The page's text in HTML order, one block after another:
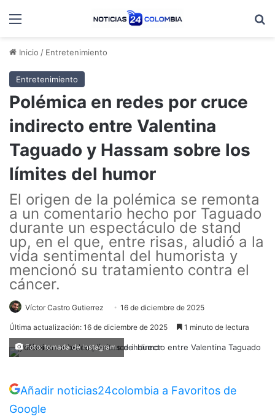
Menú
Inicio / Entretenimiento
Entretenimiento
Polémica en redes por cruce
indirecto entre Valentina
Taguado y Hassam sobre los
límites del humor
El origen de la polémica se remonta
a un comentario hecho por Taguado
durante un espectáculo de stand
up, en el que, entre risas, aludió a la
vida sentimental del humorista y
mencionó su tratamiento contra el
cáncer.
Víctor Castro Gutierrez 16 de diciembre de 2025
Última actualización: 16 de diciembre de 2025 1 minuto de lectura
Foto: tomada de Instagram.
Añadir noticias24colombia a Favoritos de
Google